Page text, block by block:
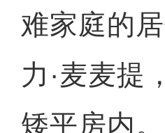
难家庭的
力·麦麦提
矮平房内